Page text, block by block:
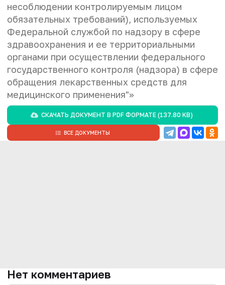
несоблюдении контролируемым лицом
обязательных требований), используемых
Федеральной службой по надзору в сфере
здравоохранения и ее территориальными
органами при осуществлении федерального
государственного контроля (надзора) в сфере
обращения лекарственных средств для
медицинского применения"»
СКАЧАТЬ ДОКУМЕНТ В PDFФОРМАТЕ (137.80 KB)
ВСЕ ДОКУМЕНТЫ
Нет комментариев